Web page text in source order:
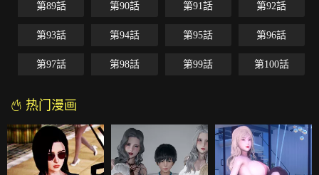
第89話 第90話 第91話 第92話
第93話 第94話 第95話 第96話
第97話 第98話 第99話 第100話
热门漫画